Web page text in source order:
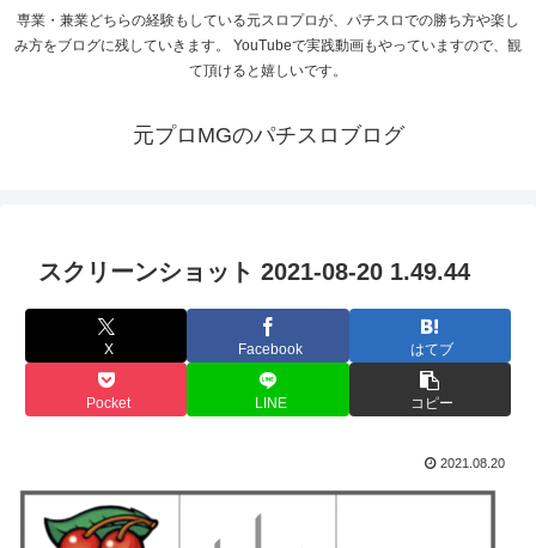
専業・兼業どちらの経験もしている元スロプロが、パチスロでの勝ち方や楽し
み方をブログに残していきます。 YouTubeで実践動画もやっていますので、観
て頂けると嬉しいです。
元プロMGのパチスロブログ
スクリーンショット 2021-08-20 1.49.44
X Facebook はてブ
Pocket LINE コピー
2021.08.20